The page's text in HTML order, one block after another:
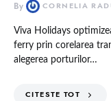
By CORNELIA
Viva Holidays
ferry prin corelarea
alegerea porturilor…
CITESTE TOT